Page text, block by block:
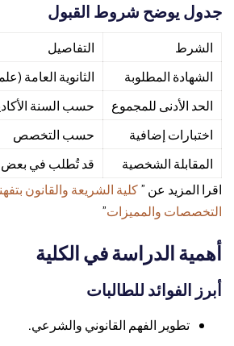
جدول يوضح شروط القبول
الشرط
التفاصيل
الشهادة المطلوبة
الثانوية العامة
الحد الأدنى للمجموع
حسب السنة
اختبارات إضافية
حسب التخصص
المقابلة الشخصية
قد تُطلب في بعض
اقرا المزيد عن ”كلية الشريعة والقانون
التخصصات والمميزات”
أهمية الدراسة في الكلية
أبرز الفوائد للطالبات
تطوير الفهم القانوني والشرعي.